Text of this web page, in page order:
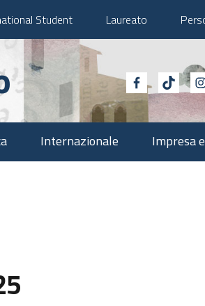
Student Laureato
Internazionale Impresa